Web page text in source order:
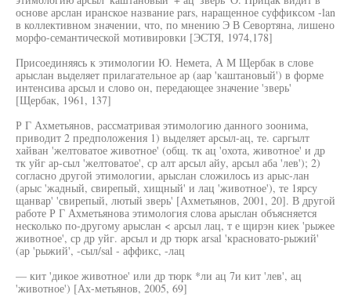
основе арслан иранское название pars, наращенное суффиксом -lan
в коллективном значении, что, по мнению Э В Севортяна, лишено
морфо-семантической мотивировки [ЭСТЯ, 1974,178]
Присоединяясь к этимологии Ю. Немета, А М Щербак в слове
арыслан выделяет прилагательное ар (aap 'каштановый') в форме
интенсива арсыл и слово он, передающее значение 'зверь'
[Щербак, 1961, 137]
Р Г Ахметьянов, рассматривая этимологию данного зоонима,
приводит 2 предположения 1) выделяет арсыл-ац, те. саргылт
хайван 'желтоватое животное' (общ. тк ац 'охота, животное' и др
тк уйг ар-сыл 'желтоватое', ср алт арсыл айу, арсыл аба 'лев'); 2)
согласно другой этимологии, арыслан сложилось из арыс-лан
(арыс 'жадный, свирепый, хищный' и лац 'животное'), те 1ярсу
щанвар' 'свирепый, лютый зверь' [Ахметьянов, 2001, 20]. В другой
работе Р Г Ахметьянова этимология слова арыслан объясняется
несколько по-другому арыслан < арсыл лац, т е щирэн киек 'рыжее
животное', ср др уйг. арсыл и др тюрк arsal 'красновато-рыжий'
(ар 'рыжий', -сыл/sal - аффикс, -лац
— кит 'дикое животное' или др тюрк *ли ац 7и кит 'лев', ац
'животное') [Ах-метьянов, 2005, 69]